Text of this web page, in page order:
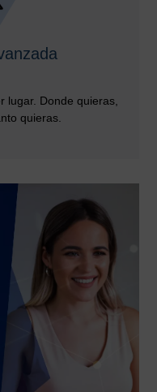
lugar. Donde quieras,
quieras.